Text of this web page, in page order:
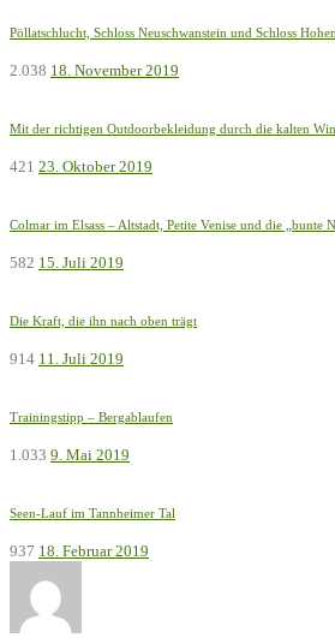
Pöllatschlucht, Schloss Neuschwanstein und Schloss
2.038 18. November 2019
Mit der richtigen Outdoorbekleidung durch die kalten
421 23. Oktober 2019
Colmar im Elsass – Altstadt, Petite Venise und die „bunte
582 15. Juli 2019
Die Kraft, die ihn nach oben trägt
914 11. Juli 2019
Trainingstipp – Bergablaufen
1.033 9. Mai 2019
Seen-Lauf im Tannheimer Tal
937 18. Februar 2019